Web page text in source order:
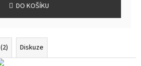
DO KOŠÍKU
Diskuze